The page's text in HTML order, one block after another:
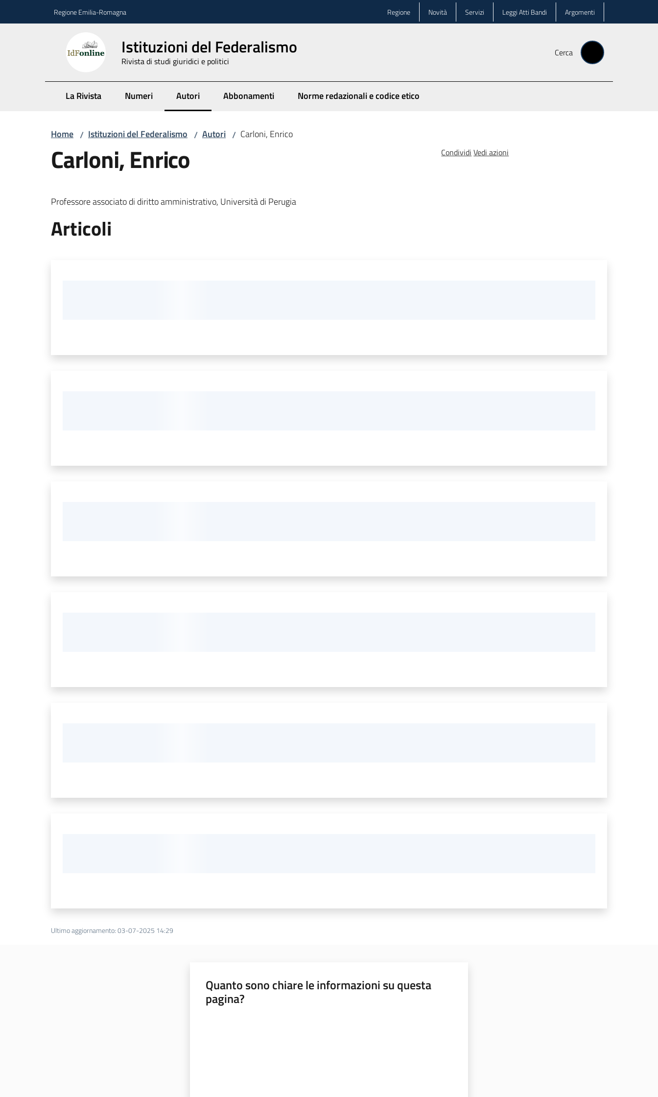
Regione Emilia-Romagna Regione Novità Servizi Leggi Atti Bandi Argomenti
Istituzioni del Federalismo
Rivista di studi giuridici e politici
Cerca
La Rivista Numeri Autori
Menu selezionatoAbbonamenti Norme redazionali e codice etico
Home / Istituzioni del Federalismo / Autori / Carloni, Enrico
Carloni, Enrico Condividi Vedi azioni
Professore associato di diritto amministrativo, Università di Perugia
Articoli
Ultimo aggiornamento:03-07-2025 14:29
Quanto sono chiare le informazioni su questa
pagina?